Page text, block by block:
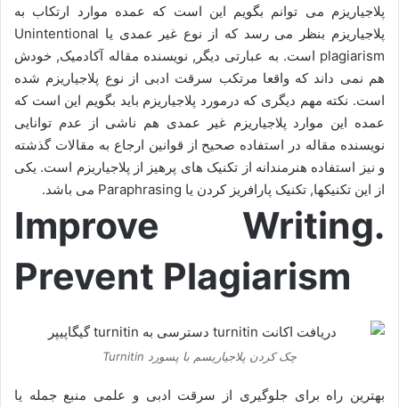
پلاجیاریزم می توانم بگویم این است که عمده موارد ارتکاب به
پلاجیاریزم بنظر می رسد که از نوع غیر عمدی یا Unintentional
plagiarism است. به عبارتی دیگر, نویسنده مقاله آکادمیک, خودش
ھم نمی داند که واقعا مرتکب سرقت ادبی از نوع پلاجیاریزم شده
است. نکته مھم دیگری که درمورد پلاجیاریزم باید بگویم این است که
عمده این موارد پلاجیاریزم غیر عمدی ھم ناشی از عدم توانایی
نویسنده مقاله در استفاده صحیح از قوانین ارجاع به مقالات گذشته
و نیز استفاده ھنرمندانه از تکنیک ھای پرھیز از پلاجیاریزم است. یکی
از این تکنیکھا, تکنیک پارافریز کردن یا Paraphrasing می باشد.
Improve Writing.
Prevent Plagiarism
چک کردن پلاجیاریسم با پسورد Turnitin
بهترین راه برای جلوگیری از سرقت ادبی و علمی منبع جمله یا